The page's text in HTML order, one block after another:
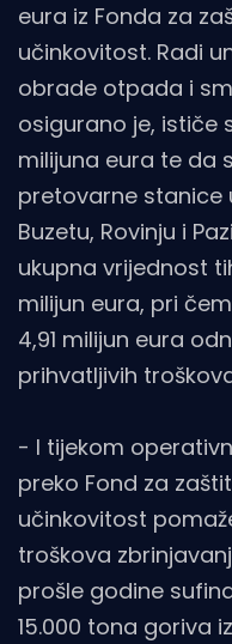
eura iz Fonda za
učinkovitost. Radi
obrade otpada i
osigurano je, ističe
milijuna eura te da
pretovarne stanice
Buzetu, Rovinju i
ukupna vrijednost
milijun eura, pri
4,91 milijun eura
prihvatljivih
- I tijekom
preko Fond za
učinkovitost
troškova
prošle godine
15.000 tona goriva